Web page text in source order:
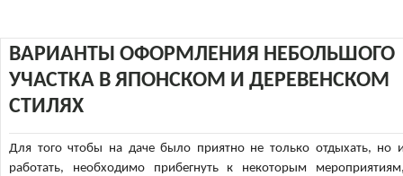
ВАРИАНТЫ ОФОРМЛЕНИЯ НЕБОЛЬШОГО
УЧАСТКА В ЯПОНСКОМ И ДЕРЕВЕНСКОМ
СТИЛЯХ
Для того чтобы на даче было приятно не только отдыхать, но
работать, необходимо прибегнуть к некоторым